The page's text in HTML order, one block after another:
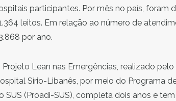
participantes. Por mês no país, foram
leitos. Em relação ao número de
por ano.
Projeto Lean nas Emergências, realizado
Sírio-Libanês, por meio do Programa
SUS (Proadi-SUS), completa dois anos e